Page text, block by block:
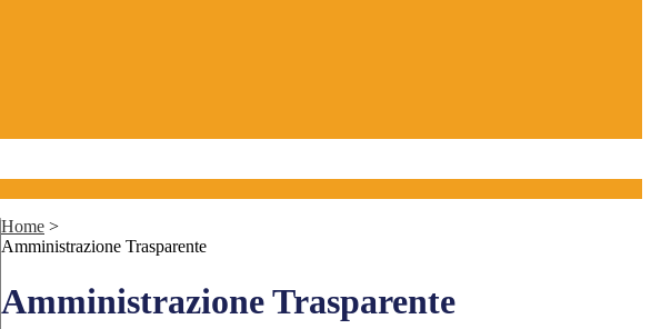
Home >
Amministrazione Trasparente
Amministrazione Trasparente